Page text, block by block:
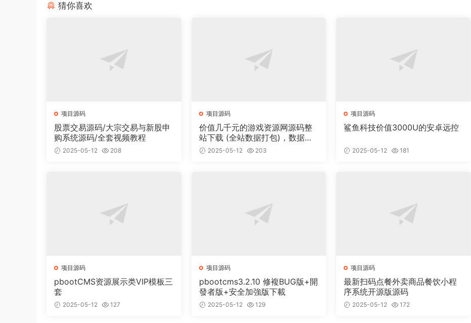
猜你喜欢
项目源码
股票交易源码/大宗交易与新股申
购系统源码/全套视频教程
2025-05-12 208
项目源码
价值几千元的游戏资源网源码整
站下载 (全站数据打包)，数据里
面有200多个宝贝。
2025-05-12 203
项目源码
鲨鱼科技价值3000U的安卓远控
2025-05-12 181
项目源码
pbootCMS资源展示类VIP模板三
套
2025-05-12 127
项目源码
pbootcms3.2.10 修複BUG版+開
發者版+安全加強版下載
2025-05-12 129
项目源码
最新扫码点餐外卖商品餐饮小程
序系统开源版源码
2025-05-12 172